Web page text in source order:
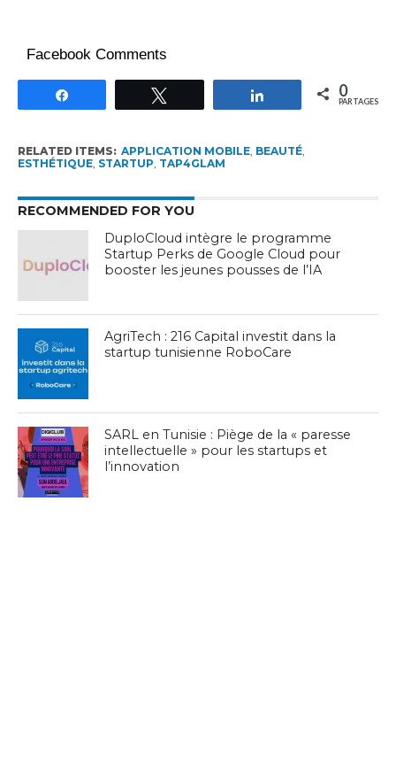
Facebook Comments
Partagez 0
PARTAGES
RELATED ITEMS: APPLICATION MOBILE, BEAUTÉ,
ESTHÉTIQUE, STARTUP, TAP4GLAM
RECOMMENDED FOR YOU
DuploCloud intègre le programme
Startup Perks de Google Cloud pour
booster les jeunes pousses de l’IA
AgriTech : 216 Capital investit dans la
startup tunisienne RoboCare
SARL en Tunisie : Piège de la « paresse
intellectuelle » pour les startups et
l’innovation